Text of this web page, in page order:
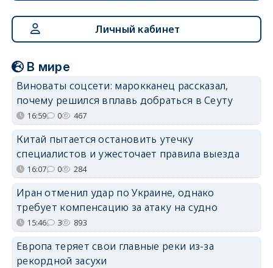
Личный кабинет
В мире
Виноваты соцсети: марокканец рассказал,
почему решился вплавь добраться в Сеуту
16:59 0 467
Китай пытается остановить утечку
специалистов и ужесточает правила выезда
16:07 0 284
Иран отменил удар по Украине, однако
требует компенсацию за атаку на судно
15:46 3 893
Европа теряет свои главные реки из-за
рекордной засухи